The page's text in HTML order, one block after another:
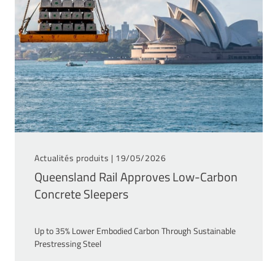
Actualités produits | 19/05/2026
Queensland Rail Approves Low-Carbon
Concrete Sleepers
Up to 35% Lower Embodied Carbon Through Sustainable
Prestressing Steel